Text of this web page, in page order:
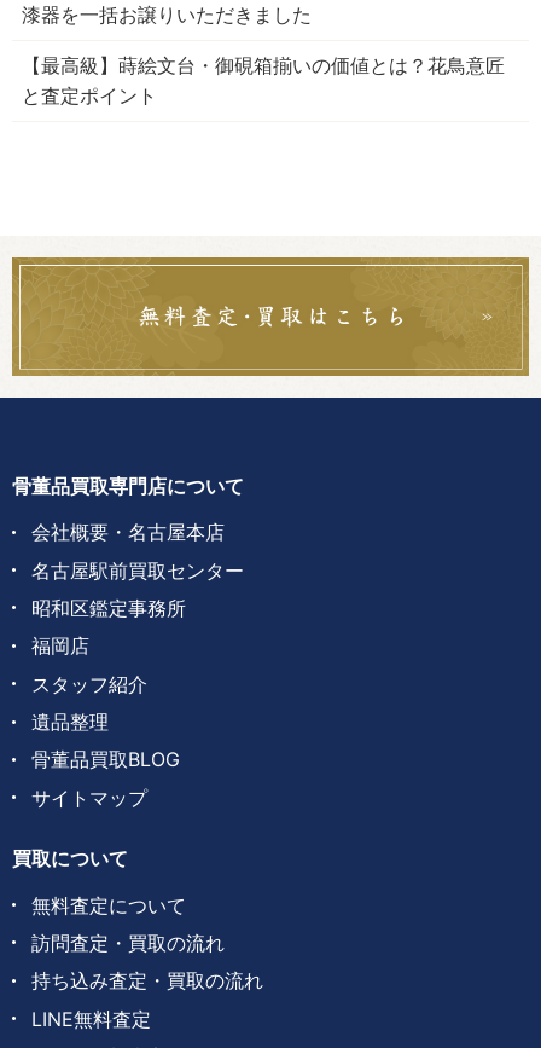
漆器を一括お譲りいただきました
【最高級】蒔絵文台・御硯箱揃いの価値とは？花鳥意匠
と査定ポイント
骨董品買取専門店について
会社概要・名古屋本店
名古屋駅前買取センター
昭和区鑑定事務所
福岡店
スタッフ紹介
遺品整理
骨董品買取BLOG
サイトマップ
買取について
無料査定について
訪問査定・買取の流れ
持ち込み査定・買取の流れ
LINE無料査定